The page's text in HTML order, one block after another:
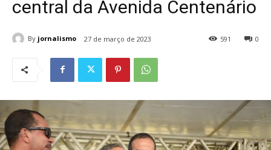
central da Avenida Centenário
By jornalismo 27 de março de 2023 0
591